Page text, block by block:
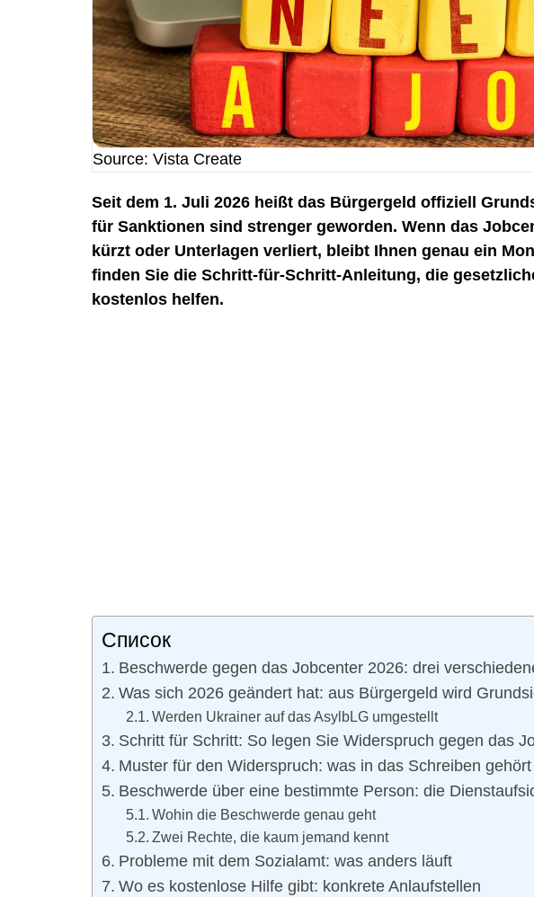
Source: Vista Create
Seit dem 1. Juli 2026 heißt das Bürgergeld offiziell
für Sanktionen sind strenger geworden. Wenn das
kürzt oder Unterlagen verliert, bleibt Ihnen genau ein
finden Sie die Schritt-für-Schritt-Anleitung, die
kostenlos helfen.
Список
Beschwerde gegen das Jobcenter 2026: drei
Was sich 2026 geändert hat: aus Bürgergeld wird
Werden Ukrainer auf das AsylbLG umgestellt
Schritt für Schritt: So legen Sie Widerspruch gegen das
Muster für den Widerspruch: was in das Schreiben gehört
Beschwerde über eine bestimmte Person: die
Wohin die Beschwerde genau geht
Zwei Rechte, die kaum jemand kennt
Probleme mit dem Sozialamt: was anders läuft
Wo es kostenlose Hilfe gibt: konkrete Anlaufstellen